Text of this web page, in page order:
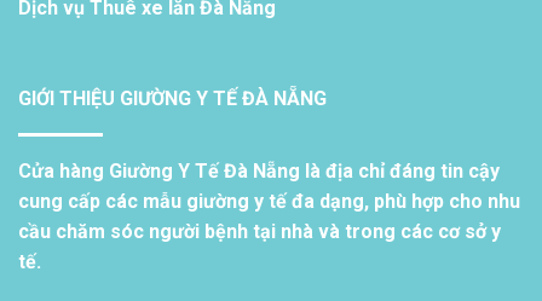
Dịch vụ Thuê xe lăn Đà Nẵng
GIỚI THIỆU GIƯỜNG Y TẾ ĐÀ NẴNG
Cửa hàng Giường Y Tế Đà Nẵng là địa chỉ đáng tin cậy
cung cấp các mẫu giường y tế đa dạng, phù hợp cho nhu
cầu chăm sóc người bệnh tại nhà và trong các cơ sở y
tế.